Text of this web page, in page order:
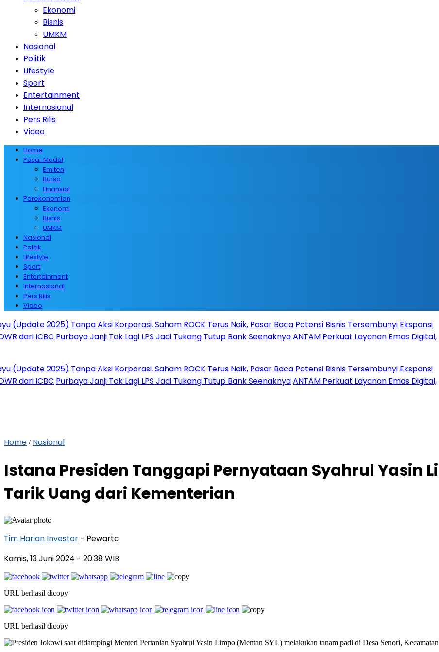
Ekonomi
Bisnis
UMKM
Nasional
Politik
Lifestyle
Sport
Entertainment
Internasional
Pers Rilis
Video
Home
Pasar Modal
Emiten
Bursa
Finansial
Perekonomian
Ekonomi
Bisnis
UMKM
Nasional
Politik
Lifestyle
Sport
Entertainment
Internasional
Pers Rilis
Video
2025)Tanpa Aksi Korporasi, Saham ROCK Terus Naik, Pasar Baca Potensi Bisnis Tersembunyi Ekspansi
ICBCPurbaya Janji Tak Lagi LPS Jadi Tukang Tutup Bank Seenaknya ANTAM Perkuat Layanan Emas Digital,
2025)Tanpa Aksi Korporasi, Saham ROCK Terus Naik, Pasar Baca Potensi Bisnis Tersembunyi Ekspansi
ICBCPurbaya Janji Tak Lagi LPS Jadi Tukang Tutup Bank Seenaknya ANTAM Perkuat Layanan Emas Digital,
Home / Nasional
Istana Presiden Tanggapi Pernyataan Syahrul Yasin
Tarik Uang dari Kementerian
Tim Harian Investor - Pewarta
Kamis, 13 Juni 2024 - 20:38 WIB
URL berhasil dicopy
URL berhasil dicopy